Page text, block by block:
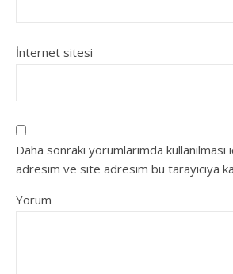
İnternet sitesi
Daha sonraki yorumlarımda
adresim ve site adresim bu tarayıcıya
Yorum